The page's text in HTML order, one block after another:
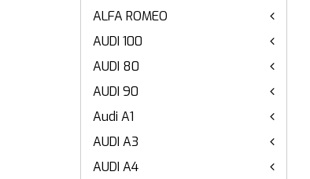
ALFA ROMEO
AUDI 100
AUDI 80
AUDI 90
Audi A1
AUDI A3
AUDI A4